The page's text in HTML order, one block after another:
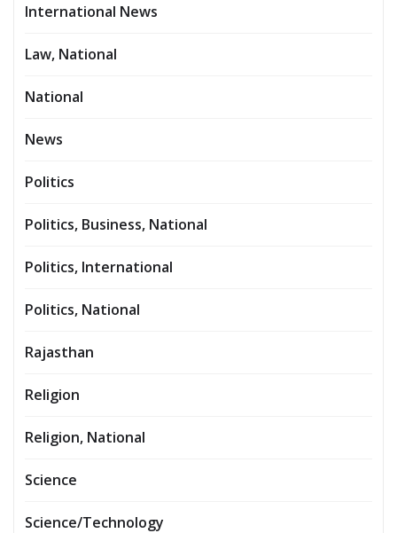
International News
Law, National
National
News
Politics
Politics, Business, National
Politics, International
Politics, National
Rajasthan
Religion
Religion, National
Science
Science/Technology